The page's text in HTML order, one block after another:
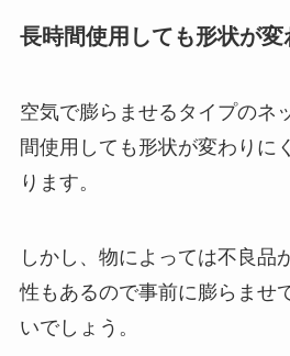
長時間使用しても形状が変
空気で膨らませるタイプのネ
間使用しても形状が変わりに
ります。
しかし、物によっては不良品
性もあるので事前に膨らませ
いでしょう。